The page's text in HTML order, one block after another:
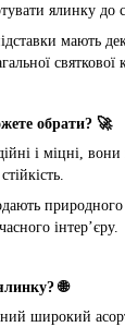
ялинку до
мають
святкової
обрати? 🚀
і міцні,
інтер’єру.
🌐
широкий